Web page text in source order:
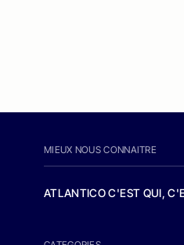
MIEUX NOUS CONNAITRE
ATLANTICO C'EST QUI,